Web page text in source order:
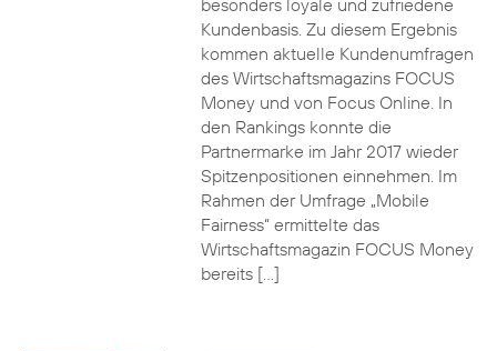
besonders loyale und zufriedene
Kundenbasis. Zu diesem Ergebnis
kommen aktuelle Kundenumfragen
des Wirtschaftsmagazins FOCUS
Money und von Focus Online. In
den Rankings konnte die
Partnermarke im Jahr 2017 wieder
Spitzenpositionen einnehmen. Im
Rahmen der Umfrage „Mobile
Fairness“ ermittelte das
Wirtschaftsmagazin FOCUS Money
bereits […]